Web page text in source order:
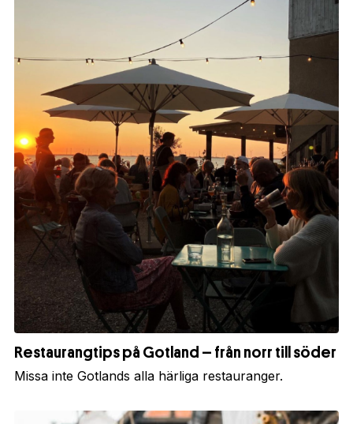
Restaurangtips på Gotland – från norr till söder
Missa inte Gotlands alla härliga restauranger.